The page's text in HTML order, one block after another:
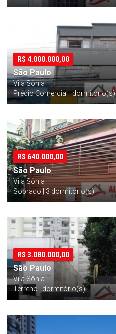
R$ 4.000.000,00
São Paulo
Vila Sônia
Prédio Comercial | dormitório(s)
R$ 640.000,00
São Paulo
Vila Sônia
Sobrado | 3 dormitório(s)
R$ 3.080.000,00
São Paulo
Vila Sônia
Terreno | dormitório(s)